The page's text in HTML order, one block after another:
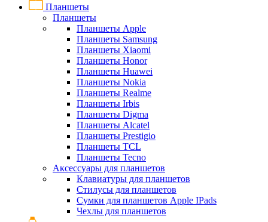
Планшеты
Планшеты
Планшеты Apple
Планшеты Samsung
Планшеты Xiaomi
Планшеты Honor
Планшеты Huawei
Планшеты Nokia
Планшеты Realme
Планшеты Irbis
Планшеты Digma
Планшеты Alcatel
Планшеты Prestigio
Планшеты TCL
Планшеты Tecno
Аксессуары для планшетов
Клавиатуры для планшетов
Стилусы для планшетов
Сумки для планшетов Apple IPads
Чехлы для планшетов